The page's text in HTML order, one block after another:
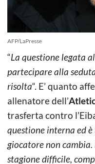
AFP/LaPresse
“La questione legata
partecipare alla
risolta“. E’ quanto
allenatore dell’
trasferta contro
questione interna ed
giocatore non cambia.
stagione difficile,